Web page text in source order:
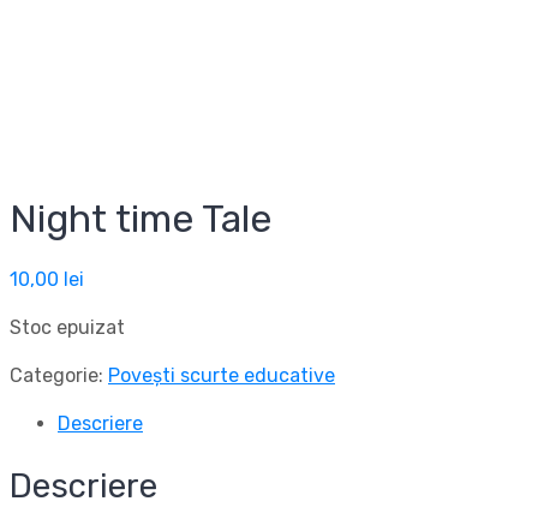
Night time Tale
10,00 lei
Stoc epuizat
Categorie: Povești scurte educative
Descriere
Descriere